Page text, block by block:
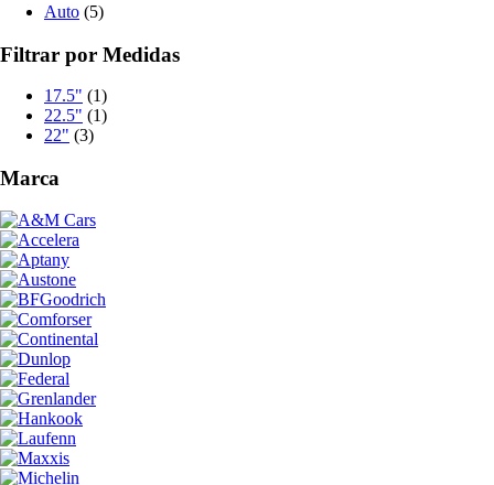
Auto (5)
Filtrar por Medidas
17.5" (1)
22.5" (1)
22" (3)
Marca